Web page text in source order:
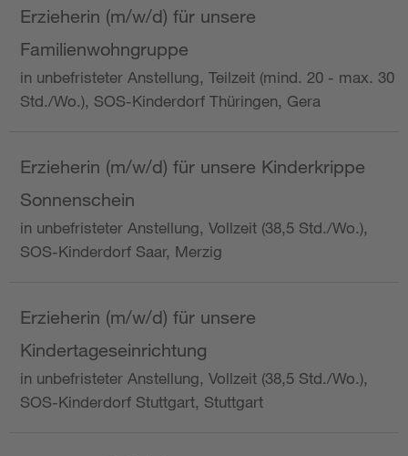
Erzieherin (m/w/d) für unsere
Familienwohngruppe
in unbefristeter Anstellung, Teilzeit (mind. 20 - max. 30
Std./Wo.), SOS-Kinderdorf Thüringen, Gera
Erzieherin (m/w/d) für unsere Kinderkrippe
Sonnenschein
in unbefristeter Anstellung, Vollzeit (38,5 Std./Wo.),
SOS-Kinderdorf Saar, Merzig
Erzieherin (m/w/d) für unsere
Kindertageseinrichtung
in unbefristeter Anstellung, Vollzeit (38,5 Std./Wo.),
SOS-Kinderdorf Stuttgart, Stuttgart